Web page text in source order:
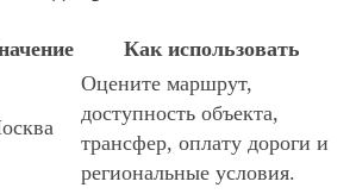
Как использовать
Оцените маршрут,
доступность объекта,
трансфер, оплату дороги и
региональные условия.